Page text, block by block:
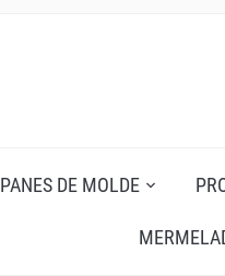
PANES DE MOLDE